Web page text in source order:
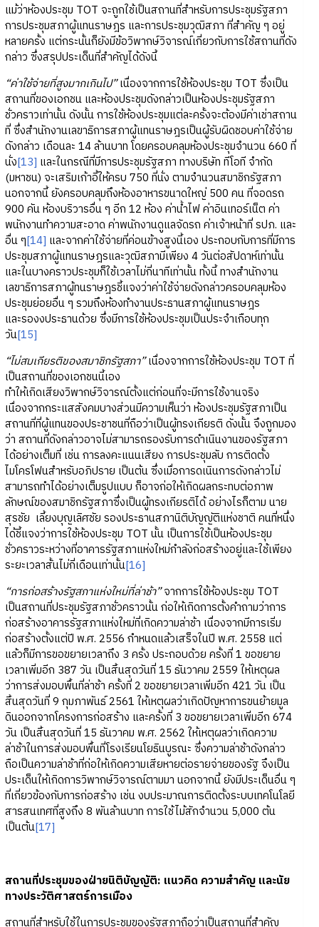
แม้ว่าห้องประชุม TOT จะถูกใช้เป็นสถานที่สำหรับการประชุมรัฐสภา
การประชุมสภาผู้แทนราษฎร และการประชุมวุฒิสภา ที่สำคัญ ๆ อยู่
หลายครั้ง แต่กระนั้นก็ยังมีข้อวิพากษ์วิจารณ์เกี่ยวกับการใช้สถานที่ดัง
กล่าว ซึ่งสรุปประเด็นที่สำคัญได้ดังนี้
“ค่าใช้จ่ายที่สูงมากเกินไป”เนื่องจากการใช้ห้องประชุม TOT ซึ่งเป็น
สถานที่ของเอกชน และห้องประชุมดังกล่าวเป็นห้องประชุมรัฐสภา
ชั่วคราวเท่านั้น ดังนั้น การใช้ห้องประชุมแต่ละครั้งจะต้องมีค่าเช่าสถาน
ที่ ซึ่งสำนักงานเลขาธิการสภาผู้แทนราษฎรเป็นผู้รับผิดชอบค่าใช้จ่าย
ดังกล่าว เดือนละ 14 ล้านบาท โดยครอบคลุมห้องประชุมจำนวน 660 ที่
นั่ง[13] และในกรณีที่มีการประชุมรัฐสภา ทางบริษัท ทีโอที จำกัด
(มหาชน) จะเสริมเก้าอี้ให้ครบ 750 ที่นั่ง ตามจำนวนสมาชิกรัฐสภา
นอกจากนี้ ยังครอบคลุมถึงห้องอาหารขนาดใหญ่ 500 คน ที่จอดรถ
900 คัน ห้องบริวารอื่น ๆ อีก 12 ห้อง ค่าน้ำไฟ ค่าอินเทอร์เน็ต ค่า
พนักงานทำความสะอาด ค่าพนักงานดูแลจัดรถ ค่าเจ้าหน้าที่ รปภ. และ
อื่น ๆ[14] และจากค่าใช้จ่ายที่ค่อนข้างสูงนี้เอง ประกอบกับการที่มีการ
ประชุมสภาผู้แทนราษฎรและวุฒิสภามีเพียง 4 วันต่อสัปดาห์เท่านั้น
และในบางคราวประชุมก็ใช้เวลาไม่กี่นาทีเท่านั้น ทั้งนี้ ทางสำนักงาน
เลขาธิการสภาผู้ทนราษฎรชี้แจงว่าค่าใช้จ่ายดังกล่าวครอบคลุมห้อง
ประชุมย่อยอื่น ๆ รวมถึงห้องทำงานประธานสภาผู้แทนราษฎร
และรองงประธานด้วย ซึ่งมีการใช้ห้องประชุมเป็นประจำเกือบทุก
วัน[15]
“ไม่สมเกียรติของสมาชิกรัฐสภา”เนื่องจากการใช้ห้องประชุม TOT ที่
เป็นสถานที่ของเอกชนนี้เอง
ทำให้เกิดเสียงวิพากษ์วิจารณ์ตั้งแต่ก่อนที่จะมีการใช้งานจริง
เนื่องจากกระแสสังคมบางส่วนมีความเห็นว่า ห้องประชุมรัฐสภาเป็น
สถานที่ที่ผู้แทนของประชาชนที่ถือว่าเป็นผู้ทรงเกียรติ ดังนั้น จึงถูกมอง
ว่า สถานที่ดังกล่าวอาจไม่สามารถรองรับการดำเนินงานของรัฐสภา
ได้อย่างเต็มที่ เช่น การลงคะแนนเสียง การประชุมลับ การติดตั้ง
ไมโครโฟนสำหรับอภิปราย เป็นต้น ซึ่งเมื่อการดเนินการดังกล่าวไม่
สามารถทำได้อย่างเต็มรูปแบบ ก็อาจก่อให้เกิดผลกระทบต่อภาพ
ลักษณ์ของสมาชิกรัฐสภาซึ่งเป็นผู้ทรงเกียรติได้ อย่างไรก็ตาม นาย
สุรชัย เลี้ยงบุญเลิศชัย รองประธานสภานิติบัญญัติแห่งชาติ คนที่หนึ่ง
ได้ชี้แจงว่าการใช้ห้องประชุม TOT นั้น เป็นการใช้เป็นห้องประชุม
ชั่วคราวระหว่างที่อาคารรัฐสภาแห่งใหม่กำลังก่อสร้างอยู่และใช้เพียง
ระยะเวลาสั้นไม่กี่เดือนเท่านั้น[16]
“การก่อสร้างรัฐสภาแห่งใหม่ที่ล่าช้า”จากการใช้ห้องประชุม TOT
เป็นสถานที่ประชุมรัฐสภาชั่วคราวนั้น ก่อให้เกิดการตั้งคำถามว่าการ
ก่อสร้างอาคารรัฐสภาแห่งใหม่ที่เกิดความล่าช้า เนื่องจากมีการเริ่ม
ก่อสร้างตั้งแต่ปี พ.ศ. 2556 กำหนดแล้วเสร็จในปี พ.ศ. 2558 แต่
แล้วก็มีการขอขยายเวลาถึง 3 ครั้ง ประกอบด้วย ครั้งที่ 1 ขอขยาย
เวลาเพิ่มอีก 387 วัน เป็นสิ้นสุดวันที่ 15 ธันวาคม 2559 ให้เหตุผล
ว่าการส่งมอบพื้นที่ล่าช้า ครั้งที่ 2 ขอขยายเวลาเพิ่มอีก 421 วัน เป็น
สิ้นสุดวันที่ 9 กุมภาพันธ์ 2561 ให้เหตุผลว่าเกิดปัญหาการขนย้ายมูล
ดินออกจากโครงการก่อสร้าง และครั้งที่ 3 ขอขยายเวลาเพิ่มอีก 674
วัน เป็นสิ้นสุดวันที่ 15 ธันวาคม พ.ศ. 2562 ให้เหตุผลว่าเกิดความ
ล่าช้าในการส่งมอบพื้นที่โรงเรียนโยธินบูรณะ ซึ่งความล่าช้าดังกล่าว
ถือเป็นความล่าช้าที่ก่อให้เกิดความเสียหายต่อรายจ่ายของรัฐ จึงเป็น
ประเด็นให้เกิดการวิพากษ์วิจารณ์ตามมา นอกจากนี้ ยังมีประเด็นอื่น ๆ
ที่เกี่ยวข้องกับการก่อสร้าง เช่น งบประมาณการติดตั้งระบบเทคโนโลยี
สารสนเทศที่สูงถึง 8 พันล้านบาท การใช้ไม้สักจำนวน 5,000 ต้น
เป็นต้น[17]
สถานที่ประชุมของฝ่ายนิติบัญญัติ: แนวคิด ความสำคัญ และนัย
ทางประวัติศาสตร์การเมือง
สถานที่สำหรับใช้ในการประชุมของรัฐสภาถือว่าเป็นสถานที่สำคัญ